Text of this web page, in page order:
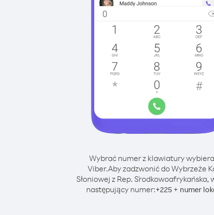
Wybrać numer z klawiatury
Viber.Aby zadzwonić do Wybrzeże
Słoniowej z Rep. Środkowoafrykańska,
następujący numer:+225 + numer